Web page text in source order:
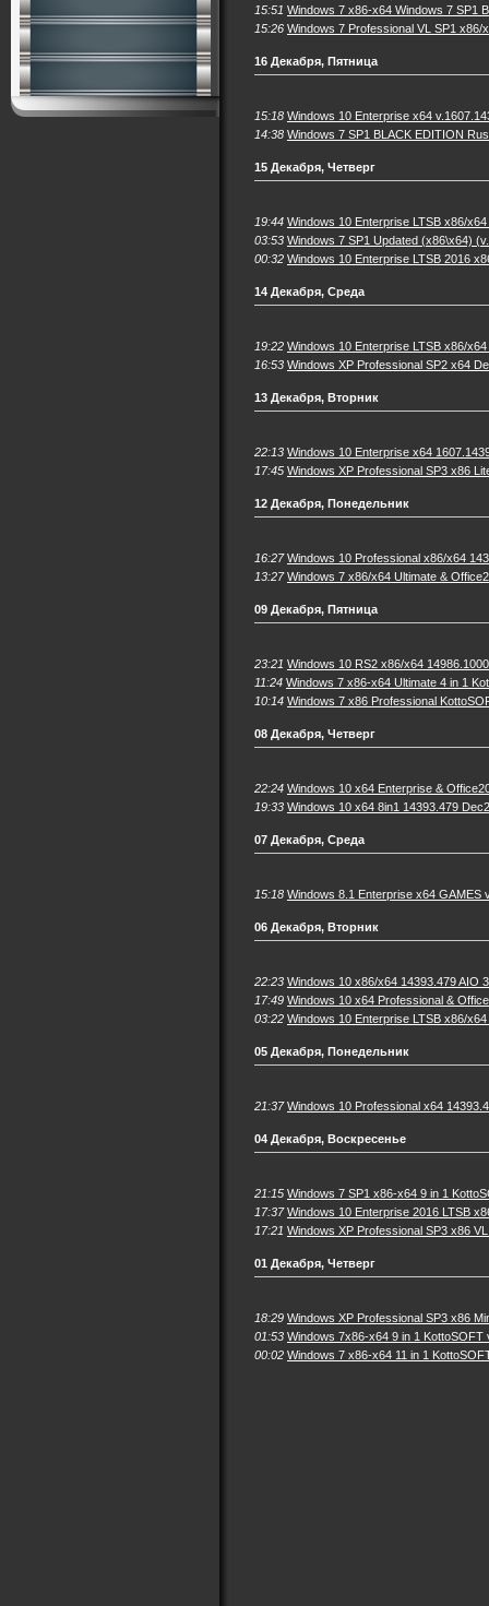
15:51 Windows 7 x86-x64 Windows 7 SP1
15:26 Windows 7 Professional VL SP1 x86/
16 Декабря, Пятница
15:18 Windows 10 Enterprise x64
14:38 Windows 7 SP1 BLACK EDITION
15 Декабря, Четверг
19:44 Windows 10 Enterprise LTSB x86/
03:53 Windows 7 SP1 Updated (x86\x64)
00:32 Windows 10 Enterprise LTSB 2016
14 Декабря, Среда
19:22 Windows 10 Enterprise LTSB x86/
16:53 Windows XP Professional SP2 x64
13 Декабря, Вторник
22:13 Windows 10 Enterprise x64
17:45 Windows XP Professional SP3 x86
12 Декабря, Понедельник
16:27 Windows 10 Professional x86/x64
13:27 Windows 7 x86/x64 Ultimate &
09 Декабря, Пятница
23:21 Windows 10 RS2 x86/x64
11:24 Windows 7 x86-x64 Ultimate 4 in 1
10:14 Windows 7 x86 Professional
08 Декабря, Четверг
22:24 Windows 10 x64 Enterprise &
19:33 Windows 10 x64 8in1 14393.479
07 Декабря, Среда
15:18 Windows 8.1 Enterprise x64 GAMES
06 Декабря, Вторник
22:23 Windows 10 x86/x64 14393.479 AIO
17:49 Windows 10 x64 Professional &
03:22 Windows 10 Enterprise LTSB x86/
05 Декабря, Понедельник
21:37 Windows 10 Professional x64
04 Декабря, Воскресенье
21:15 Windows 7 SP1 x86-x64 9 in 1
17:37 Windows 10 Enterprise 2016 LTSB
17:21 Windows XP Professional SP3 x86
01 Декабря, Четверг
18:29 Windows XP Professional SP3 x86
01:53 Windows 7x86-x64 9 in 1 KottoSOFT
00:02 Windows 7 x86-x64 11 in 1